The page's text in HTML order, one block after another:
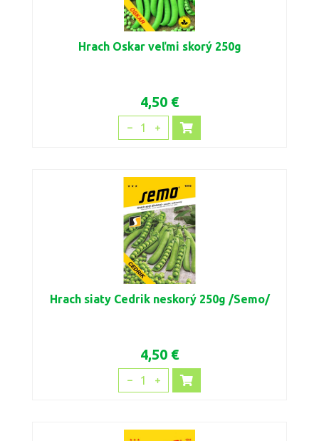
Hrach Oskar veľmi skorý 250g
4,50 €
1
Hrach siaty Cedrik neskorý 250g /Semo/
4,50 €
1